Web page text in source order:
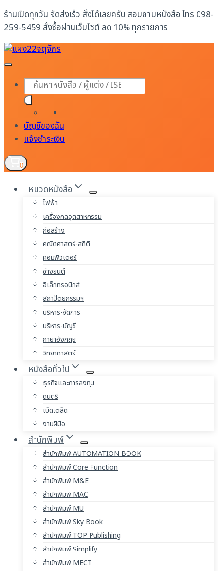
Skip
to
content
ร้านเปิดทุกวัน จัดส่งเร็ว สั่งได้เลยครับ สอบถามหนังสือ โทร 098-
259-5459 สั่งซื้อผ่านเว็บไซต์ ลด 10% ทุกรายการ
Products
search
บัญชีของฉัน
แจ้งชำระเงิน
0
หมวดหนังสือ
ไฟฟ้า
เครื่องกลอุตสาหกรรม
ก่อสร้าง
คณิตศาสตร์-สถิติ
คอมพิวเตอร์
ช่างยนต์
อิเล็กทรอนิกส์
สถาปัตยกรรมฯ
บริหาร-จัดการ
บริหาร-บัญชี
ภาษาอังกฤษ
วิทยาศาสตร์
หนังสือทั่วไป
ธุรกิจและการลงทุน
ดนตรี
เบ็ดเตล็ด
งานฝีมือ
สำนักพิมพ์
สำนักพิมพ์ AUTOMATION BOOK
สำนักพิมพ์ Core Function
สำนักพิมพ์ M&E
สำนักพิมพ์ MAC
สำนักพิมพ์ MU
สำนักพิมพ์ Sky Book
สำนักพิมพ์ TOP Publishing
สำนักพิมพ์ Simplify
สำนักพิมพ์ MECT